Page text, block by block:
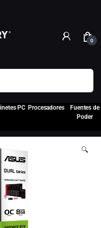
0
PC Procesadores
Fuentes de
Poder
🔍